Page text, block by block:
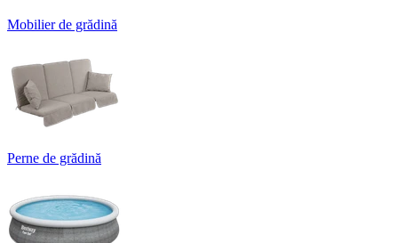
Mobilier de grădină
Perne de grădină